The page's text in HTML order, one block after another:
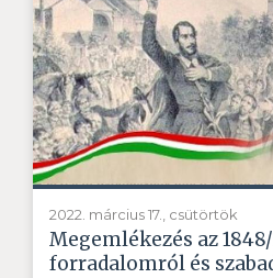
2022. március 17., csütörtök
Megemlékezés az
forradalomról és